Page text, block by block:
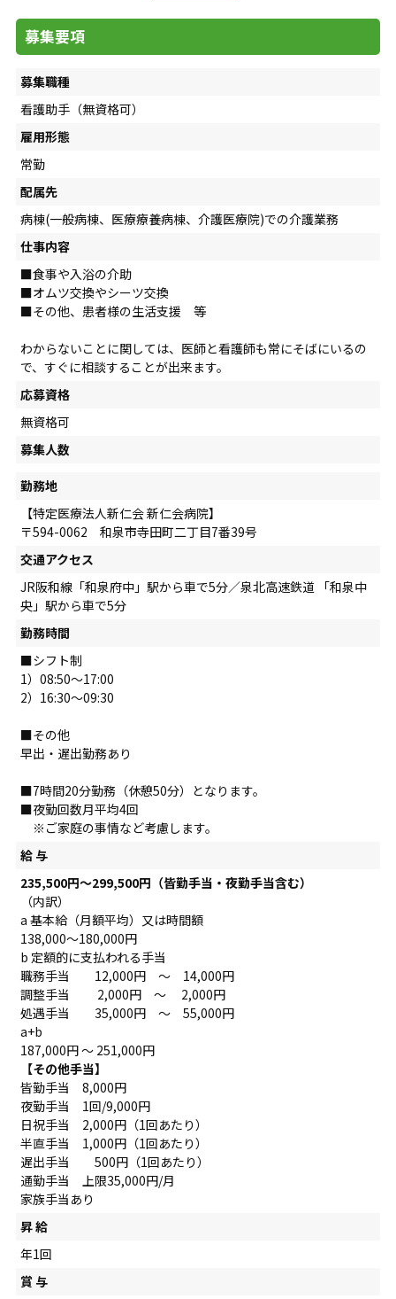
募集要項
募集職種
看護助手（無資格可）
雇用形態
常勤
配属先
病棟(一般病棟、医療療養病棟、介護医療院)での介護業務
仕事内容
■食事や入浴の介助
■オムツ交換やシーツ交換
■その他、患者様の生活支援 等
わからないことに関しては、医師と看護師も常にそばにいるの
で、すぐに相談することが出来ます。
応募資格
無資格可
募集人数
勤務地
【特定医療法人新仁会 新仁会病院】
〒594-0062 和泉市寺田町二丁目7番39号
交通アクセス
JR阪和線「和泉府中」駅から車で5分／泉北高速鉄道 「和泉中
央」駅から車で5分
勤務時間
■シフト制
1）08:50～17:00
2）16:30～09:30
■その他
早出・遅出勤務あり
■7時間20分勤務（休憩50分）となります。
■夜勤回数月平均4回
※ご家庭の事情など考慮します。
給 与
235,500円～299,500円（皆勤手当・夜勤手当含む）
（内訳）
a 基本給（月額平均）又は時間額
138,000～180,000円
b 定額的に支払われる手当
職務手当 12,000円 ～ 14,000円
調整手当 2,000円 ～ 2,000円
処遇手当 35,000円 ～ 55,000円
a+b
187,000円 ～ 251,000円
【その他手当】
皆勤手当 8,000円
夜勤手当 1回/9,000円
日祝手当 2,000円（1回あたり）
半直手当 1,000円（1回あたり）
遅出手当 500円（1回あたり）
通勤手当 上限35,000円/月
家族手当あり
昇 給
年1回
賞 与